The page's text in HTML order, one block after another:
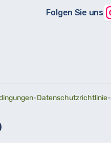
Folgen Sie uns
-Datenschutzrichtlinie-